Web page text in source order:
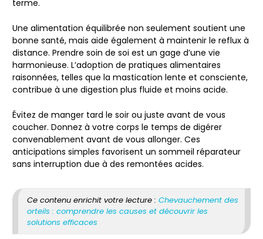
terme.
Une alimentation équilibrée non seulement soutient une
bonne santé, mais aide également à maintenir le reflux à
distance. Prendre soin de soi est un gage d’une vie
harmonieuse. L’adoption de pratiques alimentaires
raisonnées, telles que la mastication lente et consciente,
contribue à une digestion plus fluide et moins acide.
Évitez de manger tard le soir ou juste avant de vous
coucher. Donnez à votre corps le temps de digérer
convenablement avant de vous allonger. Ces
anticipations simples favorisent un sommeil réparateur
sans interruption due à des remontées acides.
Ce contenu enrichit votre lecture : Chevauchement des
orteils : comprendre les causes et découvrir les
solutions efficaces